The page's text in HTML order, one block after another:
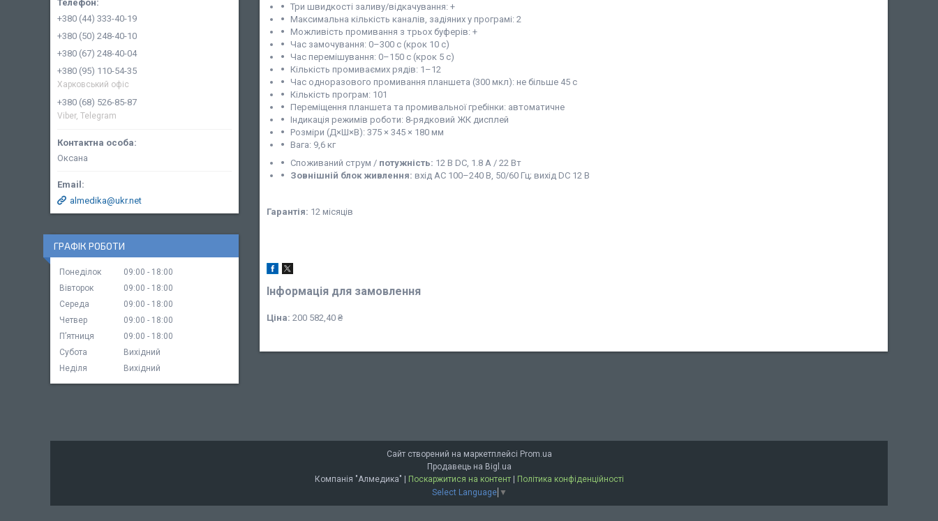
Три швидкості заливу/відкачування: +
Максимальна кількість каналів, задіяних у програмі: 2
Можливість промивання з трьох буферів: +
Час замочування: 0–300 с (крок 10 с)
Час перемішування: 0–150 с (крок 5 с)
Кількість промиваємих рядів: 1–12
Час одноразового промивання планшета (300 мкл): не більше 45 с
Кількість програм: 101
Переміщення планшета та промивальної гребінки: автоматичне
Індикація режимів роботи: 8-рядковий ЖК дисплей
Розміри (Д×Ш×В): 375 × 345 × 180 мм
Вага: 9,6 кг
Споживаний струм / потужність: 12 В DC, 1.8 A / 22 Вт
Зовнішній блок живлення: вхід AC 100–240 В, 50/60 Гц; вихід DC 12 В
Гарантія: 12 місяців
Інформація для замовлення
Ціна: 200 582,40 ₴
+380 (44) 333-40-19
+380 (50) 248-40-10
+380 (67) 248-40-04
+380 (95) 110-54-35
Харковський офіс
+380 (68) 526-85-87
Viber, Telegram
Оксана
almedika@ukr.net
ГРАФІК РОБОТИ
Понеділок 09:00
18:00
Вівторок
09:00
18:00
Середа
09:00
18:00
Четвер
09:00
18:00
Пʼятниця
09:00
18:00
Субота
Вихідний
Неділя
Вихідний
Сайт створений на маркетплейсі Prom.ua
Продавець на Bigl.ua
Поскаржитися на контент
Політика конфіденційності
Select Language ▼